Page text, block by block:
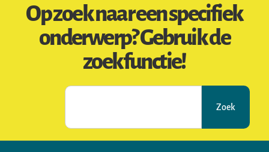
Op zoek naar een specifiek
onderwerp? Gebruik de
zoekfunctie!
Zoek